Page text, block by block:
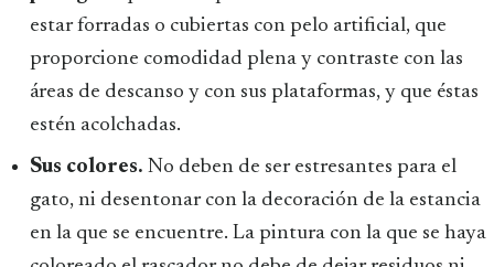
estar forradas o cubiertas con pelo artificial, que
proporcione comodidad plena y contraste con las
áreas de descanso y con sus plataformas, y que éstas
estén acolchadas.
Sus colores. No deben de ser estresantes para el
gato, ni desentonar con la decoración de la estancia
en la que se encuentre. La pintura con la que se haya